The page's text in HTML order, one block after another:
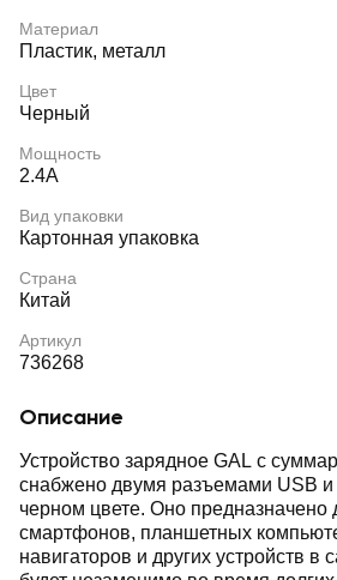
Материал
Пластик, металл
Цвет
Черный
Мощность
2.4А
Вид упаковки
Картонная упаковка
Страна
Китай
Артикул
736268
Описание
Устройство зарядное GAL с
снабжено двумя разъемами USB
черном цвете. Оно предназначено
смартфонов, планшетных
навигаторов и других устройств в